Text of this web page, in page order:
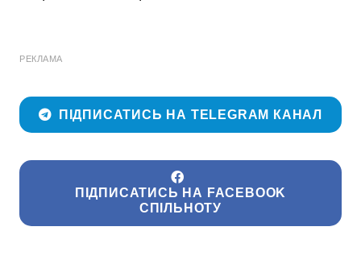
РЕКЛАМА
ПІДПИСАТИСЬ НА TELEGRAM КАНАЛ
ПІДПИСАТИСЬ НА FACEBOOK
СПІЛЬНОТУ